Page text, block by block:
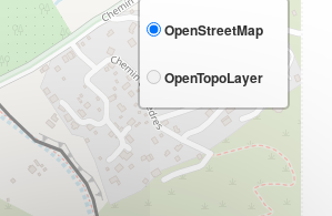
OpenStreetMap
OpenTopoLayer